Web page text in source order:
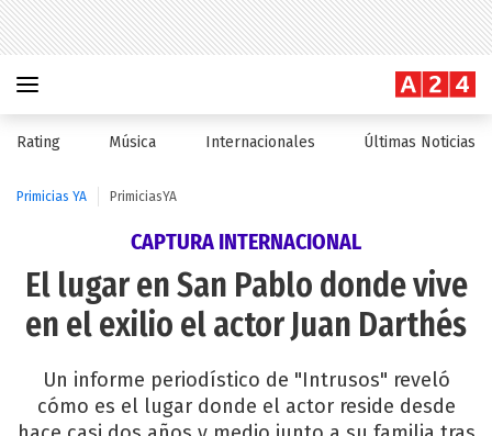
Rating Música Internacionales Últimas Noticias
Primicias YA PrimiciasYA
CAPTURA INTERNACIONAL
El lugar en San Pablo donde vive
en el exilio el actor Juan Darthés
Un informe periodístico de "Intrusos" reveló
cómo es el lugar donde el actor reside desde